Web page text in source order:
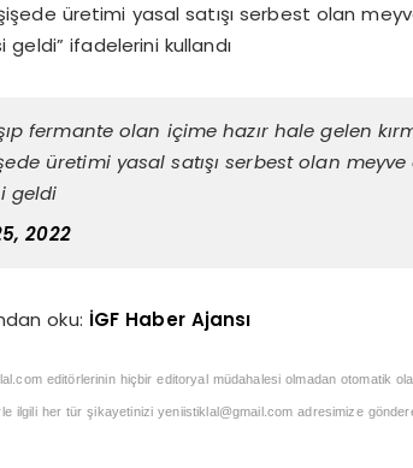
üretimi yasal satışı serbest olan
ifadelerini kullandı
fermante olan içime hazır hale gelen
üretimi yasal satışı serbest olan
geldi
2022
oku: İGF Haber Ajansı
editörlerinin hiçbir editoryal müdahalesi olmadan otomatik
ilgili her tür şikayetiniziyeniistiklal@gmail.com adresimize